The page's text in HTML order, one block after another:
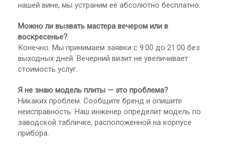
нашей вине, мы устраним её абсолютно бесплатно.
Можно ли вызвать мастера вечером или в
воскресенье?
Конечно. Мы принимаем заявки с 9:00 до 21:00 без
выходных дней. Вечерний визит не увеличивает
стоимость услуг.
Я не знаю модель плиты — это проблема?
Никаких проблем. Сообщите бренд и опишите
неисправность. Наш инженер определит модель по
заводской табличке, расположенной на корпусе
прибора.